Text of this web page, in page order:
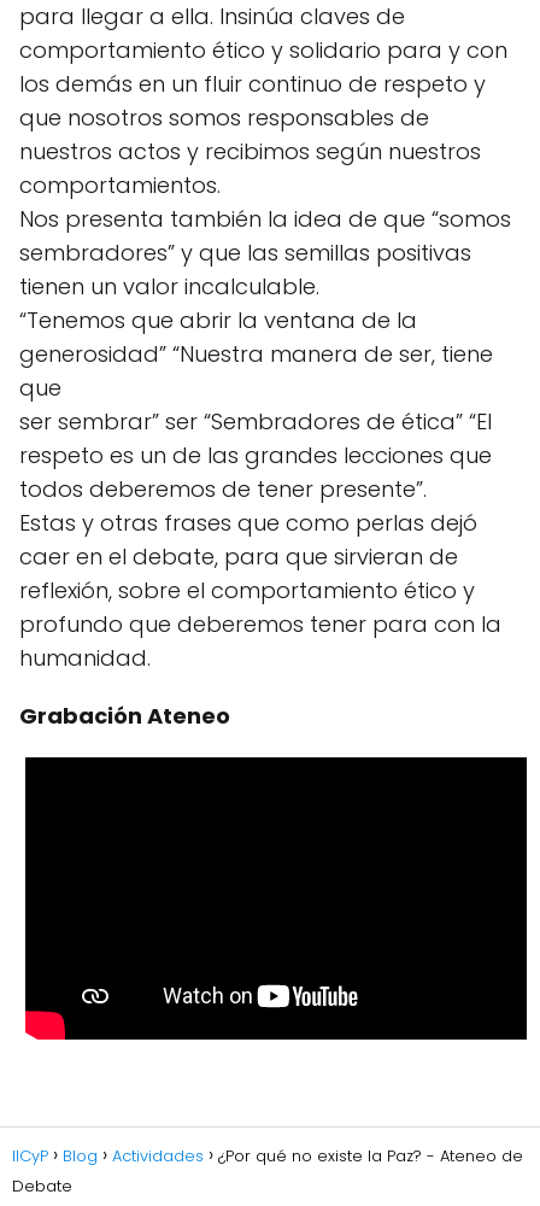
para llegar a ella. Insinúa claves de
comportamiento ético y solidario para y con
los demás en un fluir continuo de respeto y
que nosotros somos responsables de
nuestros actos y recibimos según nuestros
comportamientos.
Nos presenta también la idea de que “somos
sembradores” y que las semillas positivas
tienen un valor incalculable.
“Tenemos que abrir la ventana de la
generosidad” “Nuestra manera de ser, tiene
que
ser sembrar” ser “Sembradores de ética” “El
respeto es un de las grandes lecciones que
todos deberemos de tener presente”.
Estas y otras frases que como perlas dejó
caer en el debate, para que sirvieran de
reflexión, sobre el comportamiento ético y
profundo que deberemos tener para con la
humanidad.
Grabación Ateneo
IICyP Blog Actividades
¿Por qué no existe la Paz? - Ateneo de
Debate